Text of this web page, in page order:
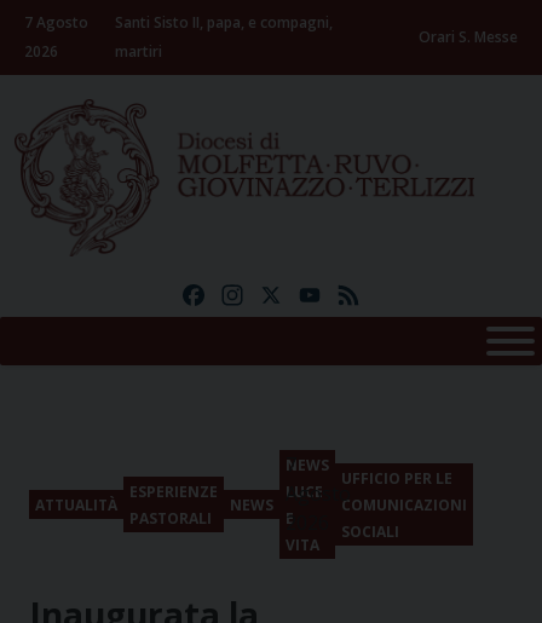
Skip
content
7 Agosto
2026
Santi Sisto II, papa, e compagni,
martiri
Orari S. Messe
FacebookInstagramYouTube
ATTUALITÀ
ESPERIENZE
PASTORALI
NEWS
NEWS
LUCE
E
VITA
UFFICIO PER LE
COMUNICAZIONI
SOCIALI
7
Agosto
2026